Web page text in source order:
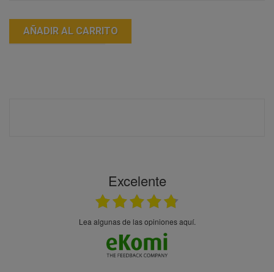
AÑADIR AL CARRITO
Excelente
Lea algunas de las opiniones aquí.